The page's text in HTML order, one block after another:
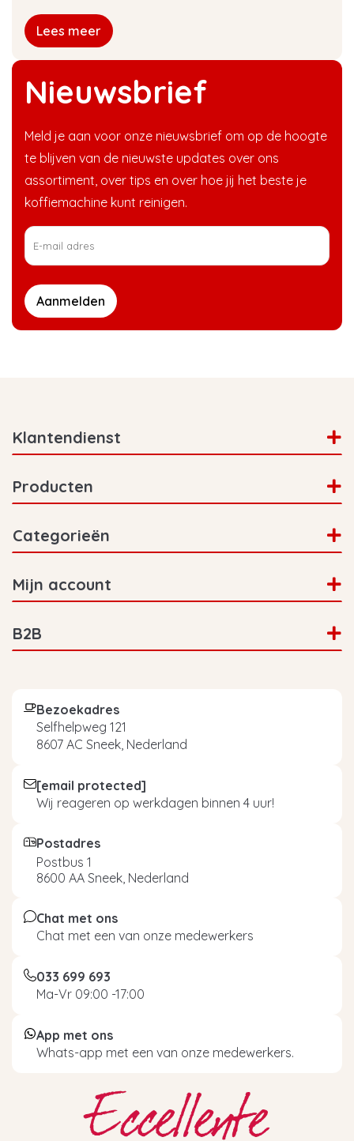
Nieuwsbrief
Meld je aan voor onze nieuwsbrief om op de hoogte
te blijven van de nieuwste updates over ons
assortiment, over tips en over hoe jij het beste je
koffiemachine kunt reinigen.
Aanmelden
Lees meer
Klantendienst
Producten
Categorieën
Mijn account
B2B
Bezoekadres
Selfhelpweg 121
8607 AC Sneek, Nederland
[email protected]
Wij reageren op werkdagen binnen 4 uur!
Postadres
Postbus 1
8600 AA Sneek, Nederland
Chat met ons
Chat met een van onze medewerkers
033 699 693
Ma-Vr 09:00 -17:00
App met ons
Whats-app met een van onze medewerkers.